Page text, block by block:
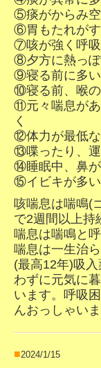
⑤痰がからみ
⑥胃もたれが
⑦咳が強く呼
⑧夕方に熱っ
⑨寝る前に多い
⑩寝る前、喉
⑪元々喘息があ
く
⑫体力が最低
⑬喋ったり、
⑭睡眠中、鼻
⑮イビキが多い
咳喘息は喘鳴(
で2週間以上持
喘息は喘鳴と
喘息は一生治
(最高12年)吸
わずに元気に
います。呼吸
んおっしゃいま
■2024/1/15